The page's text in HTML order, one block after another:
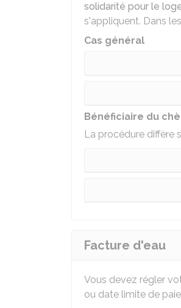
solidarité pour le
s'appliquent. Dans
Cas général
Bénéficiaire du
La procédure diffère
Facture d'eau
Vous devez régler
ou date limite de